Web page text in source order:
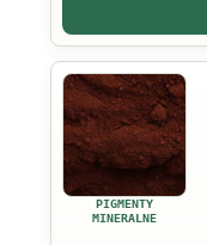
na
stronie
produktu
PIGMENTY
MINERALNE
Ten
produkt
ma
wiele
wariantów.
Opcje